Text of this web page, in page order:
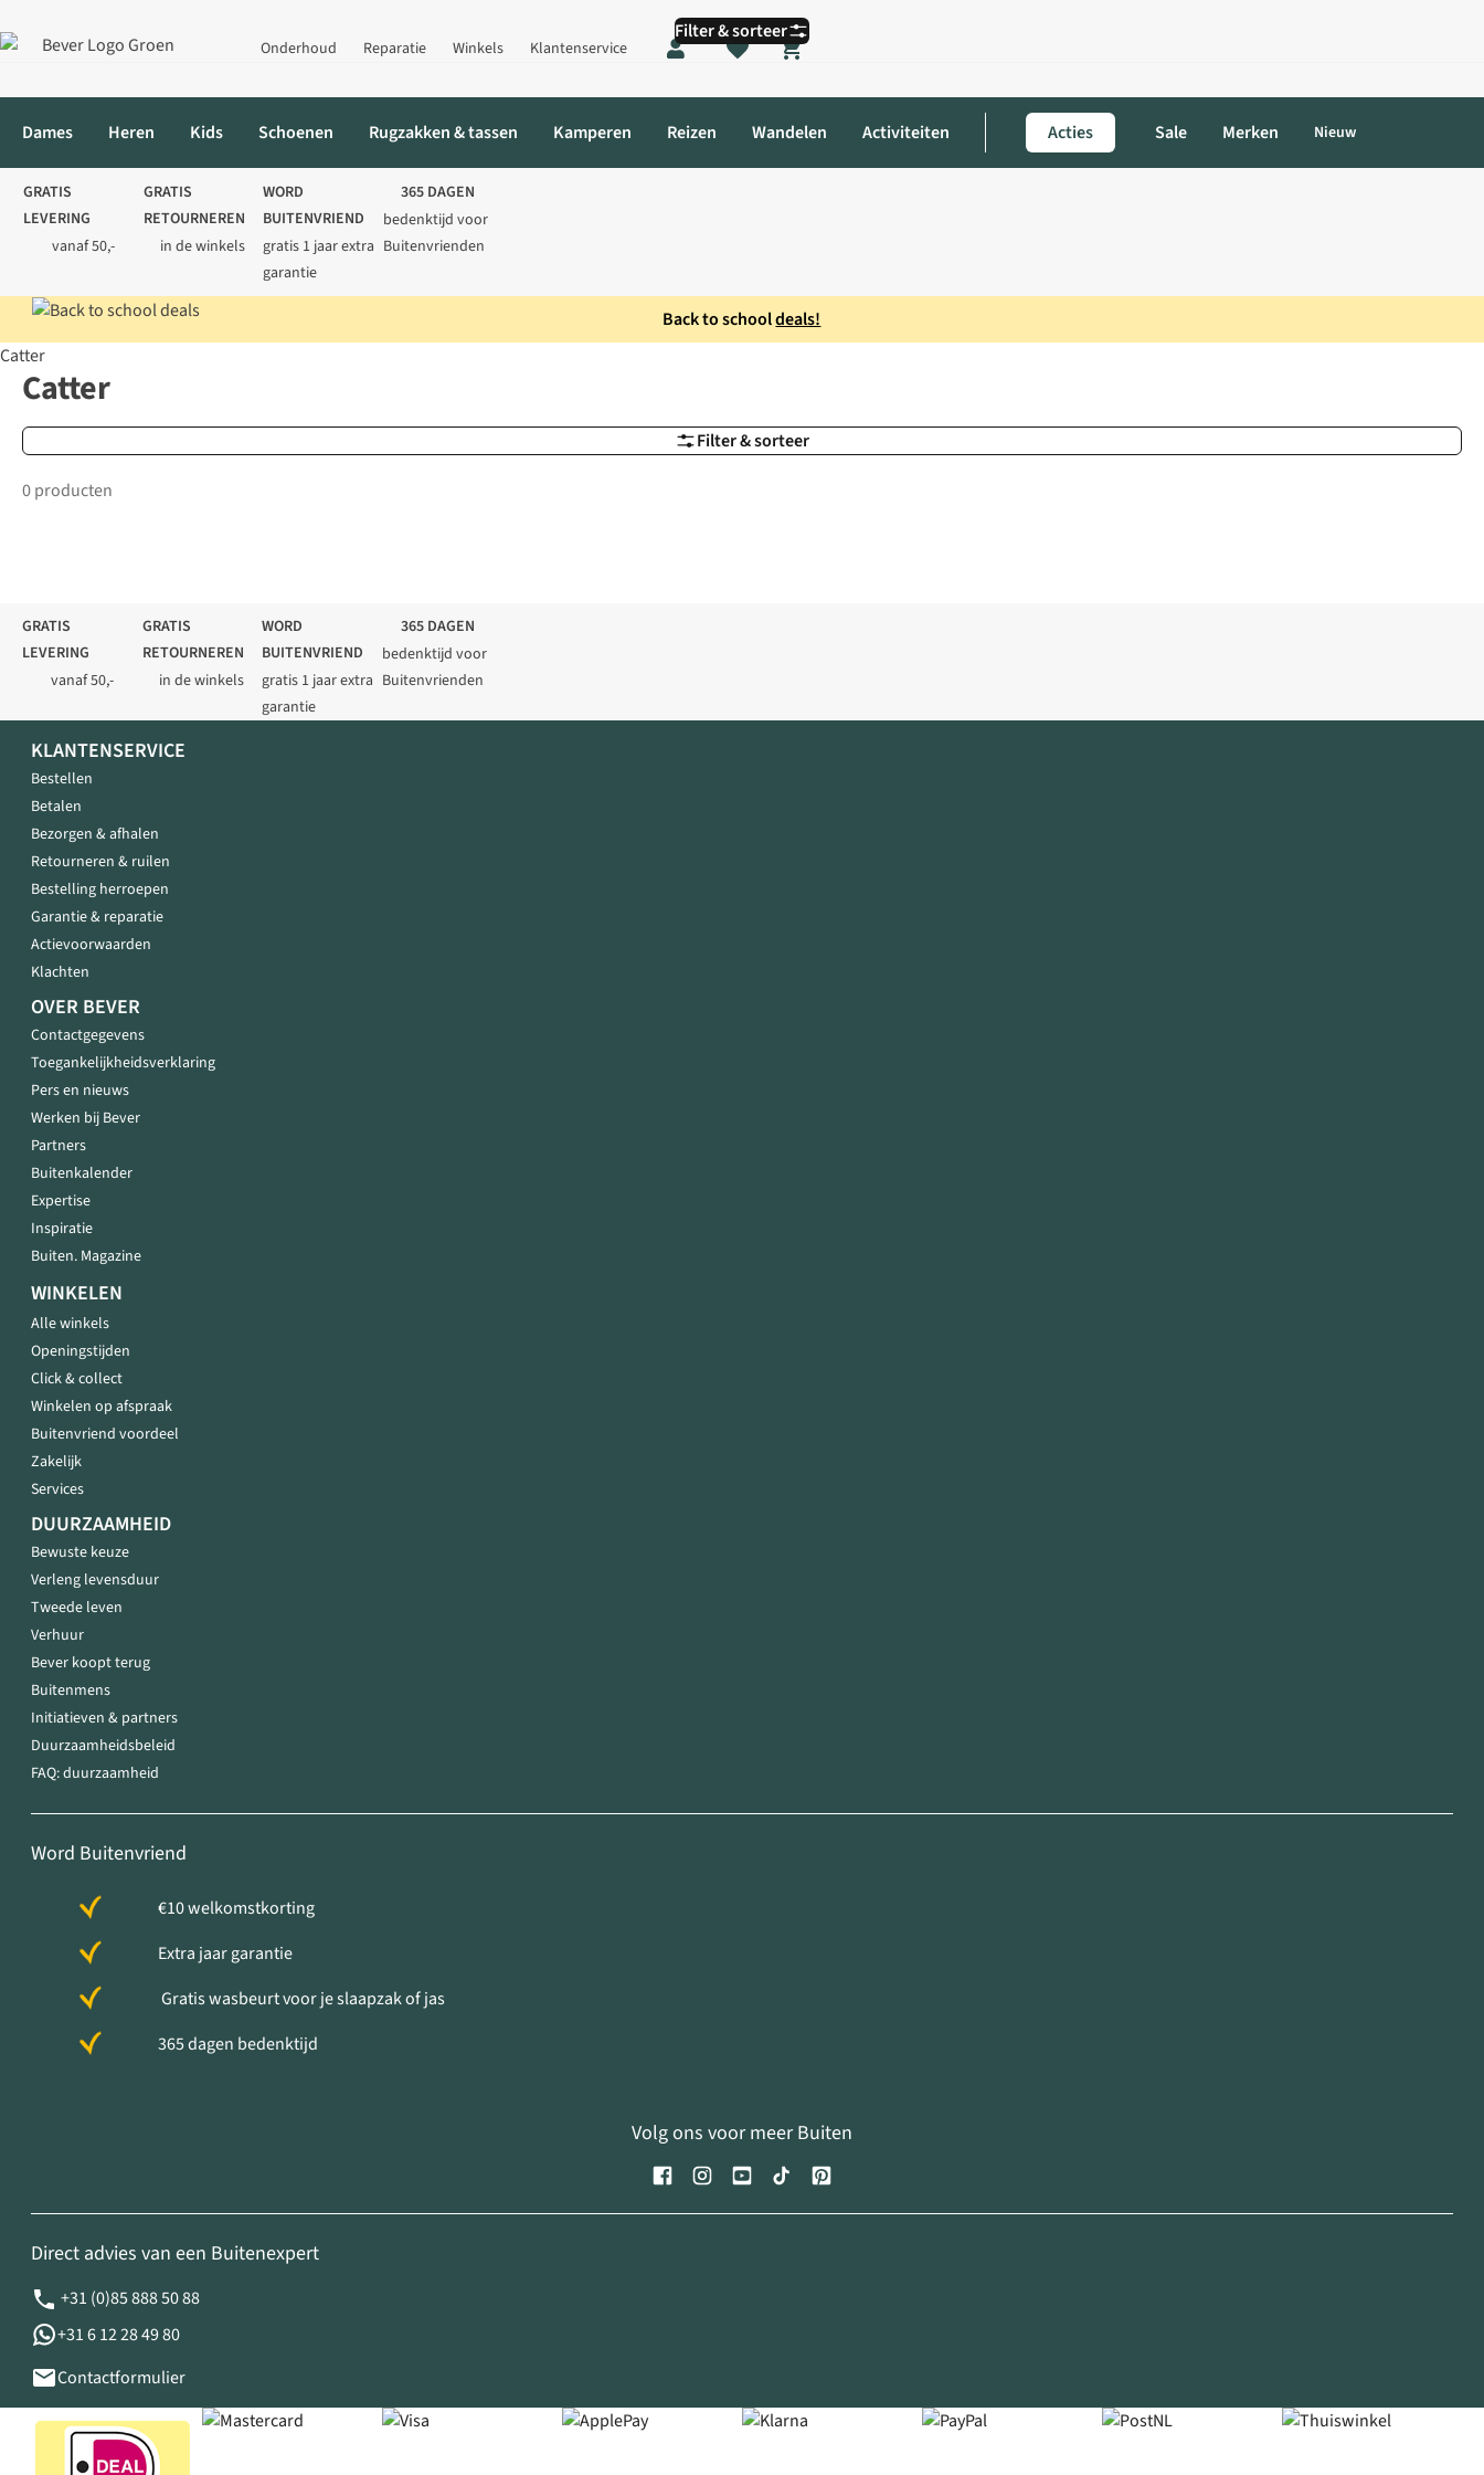
Onderhoud Reparatie Winkels Klantenservice
Shopping cart
Dames Heren Kids Schoenen Rugzakken & tassen Kamperen Reizen Wandelen Activiteiten Acties Sale Merken Nieuw
GRATIS
LEVERING
vanaf 50,-
GRATIS
RETOURNEREN
in de winkels
WORD
BUITENVRIEND
gratis 1 jaar extra
garantie
365 DAGEN
bedenktijd voor
Buitenvrienden
Back to schooldeals!
Home
Catter
Filter & sorteer
Filter & sorteer
Catter
0 producten
GRATIS
LEVERING
vanaf 50,-
GRATIS
RETOURNEREN
in de winkels
WORD
BUITENVRIEND
gratis 1 jaar extra
garantie
365 DAGEN
bedenktijd voor
Buitenvrienden
KLANTENSERVICE
Bestellen
Betalen
Bezorgen & afhalen
Retourneren & ruilen
Bestelling herroepen
Garantie & reparatie
Actievoorwaarden
Klachten
OVER BEVER
Contactgegevens
Toegankelijkheidsverklaring
Pers en nieuws
Werken bij Bever
Partners
Buitenkalender
Expertise
Inspiratie
Buiten. Magazine
WINKELEN
Alle winkels
Openingstijden
Click & collect
Winkelen op afspraak
Buitenvriend voordeel
Zakelijk
Services
DUURZAAMHEID
Bewuste keuze
Verleng levensduur
Tweede leven
Verhuur
Bever koopt terug
Buitenmens
Initiatieven & partners
Duurzaamheidsbeleid
FAQ: duurzaamheid
Word Buitenvriend
€10 welkomstkorting
Extra jaar garantie
Gratis wasbeurt voor je slaapzak of jas
365 dagen bedenktijd
Volg ons voor meer Buiten
Direct advies van een Buitenexpert
+31 (0)85 888 50 88
+31 6 12 28 49 80
Contactformulier